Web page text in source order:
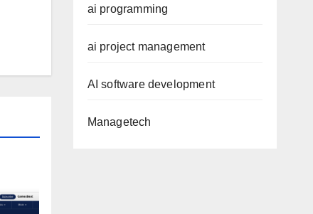
ai programming
ai project management
AI software development
Managetech